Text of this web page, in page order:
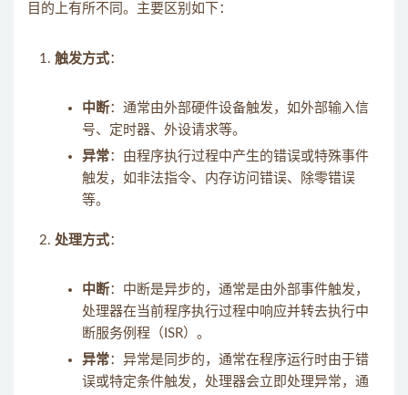
目的上有所不同。主要区别如下：
触发方式：
中断：通常由外部硬件设备触发，如外部输入信
号、定时器、外设请求等。
异常：由程序执行过程中产生的错误或特殊事件
触发，如非法指令、内存访问错误、除零错误
等。
处理方式：
中断：中断是异步的，通常是由外部事件触发，
处理器在当前程序执行过程中响应并转去执行中
断服务例程（ISR）。
异常：异常是同步的，通常在程序运行时由于错
误或特定条件触发，处理器会立即处理异常，通